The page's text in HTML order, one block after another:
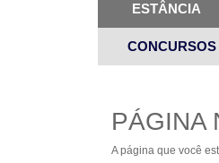
ESTÂNCIA
CONCURSOS
PÁGINA
A página que você